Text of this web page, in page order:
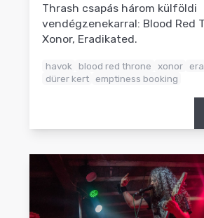
Thrash csapás három külföldi
vendégzenekarral: Blood Red
Xonor, Eradikated.
havok blood red throne xonor
dürer kert emptiness booking